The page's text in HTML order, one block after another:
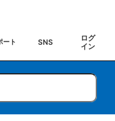
ート SNS
ログ
イン